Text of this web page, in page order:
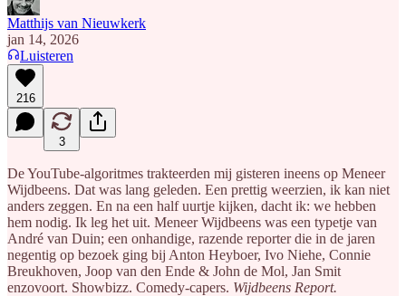
Matthijs van Nieuwkerk
jan 14, 2026
Luisteren
216
3
De YouTube-algoritmes trakteerden mij gisteren ineens op Meneer
Wijdbeens. Dat was lang geleden. Een prettig weerzien, ik kan niet
anders zeggen. En na een half uurtje kijken, dacht ik: we hebben
hem nodig. Ik leg het uit. Meneer Wijdbeens was een typetje van
André van Duin; een onhandige, razende reporter die in de jaren
negentig op bezoek ging bij Anton Heyboer, Ivo Niehe, Connie
Breukhoven, Joop van den Ende & John de Mol, Jan Smit
enzovoort. Showbizz. Comedy-capers. Wijdbeens Report.